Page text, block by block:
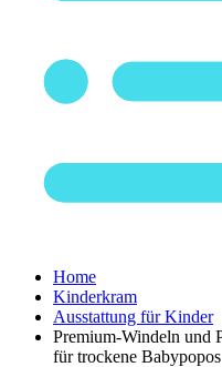
Home
Kinderkram
Ausstattung für Kinder
Premium-Windeln und
für trockene Babypopos